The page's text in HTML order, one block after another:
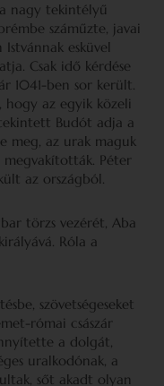
nagy tekintélyű
száműzte, javai
esküvel
Csak idő kérdése
1041-ben sor került.
hogy az egyik közeli
Budót adja a
meg, az urak maguk
Péter
az országból.
törzs vezérét, Aba
Róla a
szövetségeseket
római császár
a dolgát,
uralkodónak, a
sőt akadt olyan